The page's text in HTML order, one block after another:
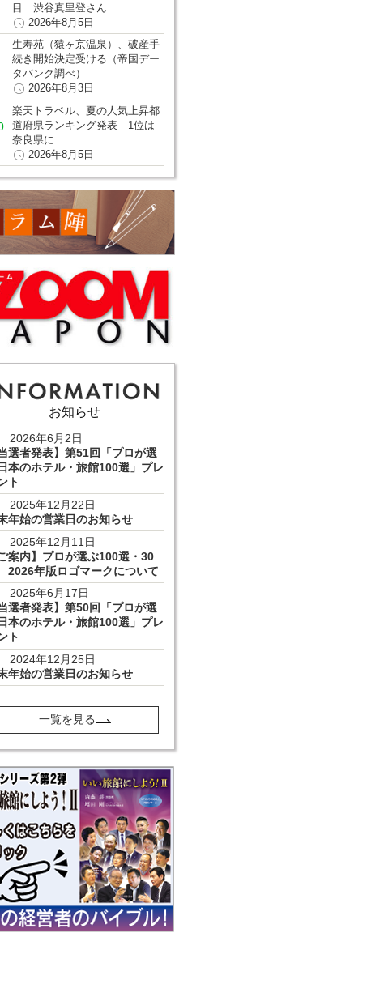
目 渋谷真里登さん
2026年8月5日
生寿苑（猿ヶ京温泉）、破産手
続き開始決定受ける（帝国デー
タバンク調べ）
2026年8月3日
楽天トラベル、夏の人気上昇都
道府県ランキング発表 1位は
奈良県に
2026年8月5日
お知らせ
2026年6月2日
当選者発表】第51回「プロが選
本のホテル・旅館100選」プレ
ト
2025年12月22日
年始の営業日のお知らせ
2025年12月11日
ご案内】プロが選ぶ100選・30
年版ロゴマークについて
2025年6月17日
当選者発表】第50回「プロが選
本のホテル・旅館100選」プレ
ト
2024年12月25日
年始の営業日のお知らせ
一覧を見る